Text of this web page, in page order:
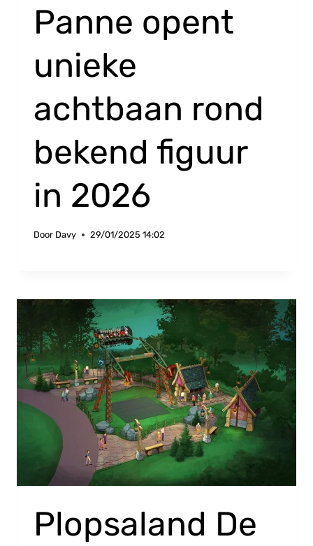
Panne opent
unieke
achtbaan rond
bekend figuur
in 2026
Door Davy 29/01/2025 14:02
Plopsaland De